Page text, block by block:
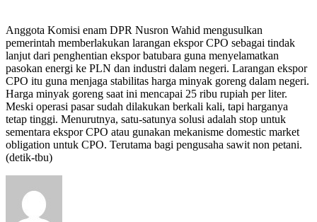
CPO
Anggota Komisi enam DPR Nusron Wahid mengusulkan
pemerintah memberlakukan larangan ekspor CPO sebagai tindak
lanjut dari penghentian ekspor batubara guna menyelamatkan
pasokan energi ke PLN dan industri dalam negeri. Larangan ekspor
CPO itu guna menjaga stabilitas harga minyak goreng dalam negeri.
Harga minyak goreng saat ini mencapai 25 ribu rupiah per liter.
Meski operasi pasar sudah dilakukan berkali kali, tapi harganya
tetap tinggi. Menurutnya, satu-satunya solusi adalah stop untuk
sementara ekspor CPO atau gunakan mekanisme domestic market
obligation untuk CPO. Terutama bagi pengusaha sawit non petani.
(detik-tbu)